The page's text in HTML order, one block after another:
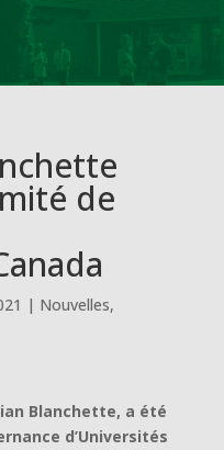
de
| Nouvelles,
Blanchette, a été
d’Universités